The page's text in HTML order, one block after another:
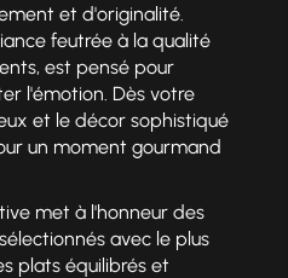
et d'originalité.
feutrée à la qualité
est pensé pour
l'émotion. Dès votre
et le décor sophistiqué
un moment gourmand
met à l'honneur des
avec le plus
plats équilibrés et